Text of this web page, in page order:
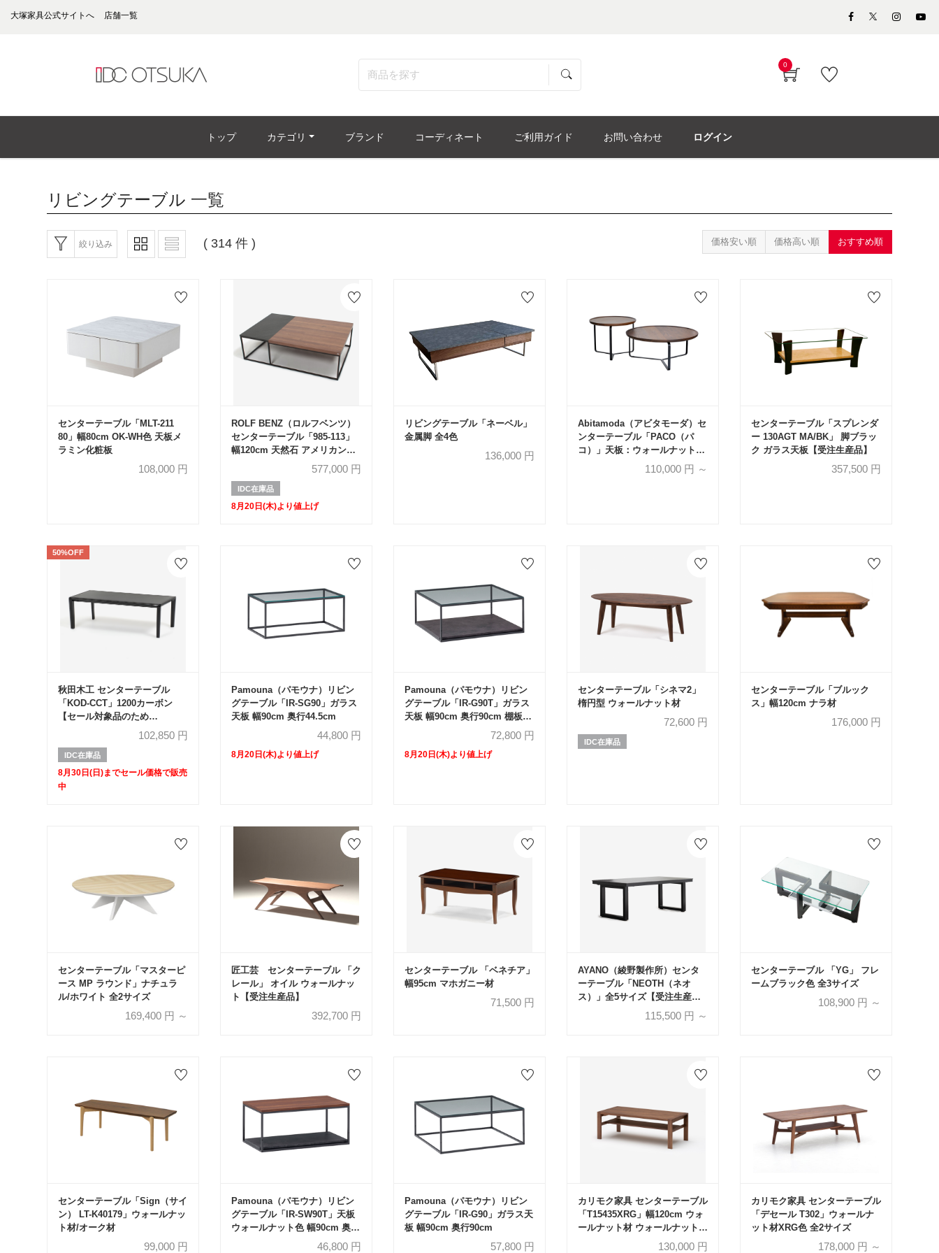
大塚家具公式サイトへ 店舗一覧
0
トップ カテゴリ ブランド コーディネート ご利用ガイド お問い合わせ ログイン
リビングテーブル 一覧
絞り込み ( 314 件 ) 価格安い順 価格高い順 おすすめ順
センターテーブル「MLT-211
80」幅80cm OK-WH色 天板メ
ラミン化粧板
108,000円
ROLF BENZ（ロルフベンツ）
センターテーブル「985-113」
幅120cm 天然石 アメリカンウ
577,000円
IDC在庫品
8月20日(木)より値上げ
リビングテーブル「ネーベル」
金属脚 全4色
136,000 円
Abitamoda（アビタモーダ）セ
ンターテーブル「PACO（パ
コ）」天板：ウォールナット材/
脚部：ブラック色 全2サイズ
110,000 円 ～
センターテーブル「スプレンダ
ー 130AGT MA/BK」 脚ブラッ
ク ガラス天板【受注生産品】
357,500 円
50%OFF
秋田木工 センターテーブル
「KOD-CCT」1200カーボン
【セール対象品のため
102,850円
IDC在庫品
8月30日(日)までセール価格で販売
中
Pamouna（パモウナ）リビン
グテーブル「IR-SG90」ガラス
天板 幅90cm 奥行44.5cm
44,800円
8月20日(木)より値上げ
Pamouna（パモウナ）リビン
グテーブル「IR-G90T」ガラス
天板 幅90cm 奥行90cm 棚板全
72,800 円
8月20日(木)より値上げ
センターテーブル「シネマ2」
楕円型 ウォールナット材
72,600 円
IDC在庫品
センターテーブル「ブルック
ス」幅120cm ナラ材
176,000 円
センターテーブル「マスターピ
ース MP ラウンド」ナチュラ
ル/ホワイト 全2サイズ
169,400円 ～
匠工芸 センターテーブル 「ク
レール」 オイル ウォールナッ
ト【受注生産品】
392,700円
センターテーブル 「ベネチア」
幅95cm マホガニー材
71,500 円
AYANO（綾野製作所）センタ
ーテーブル「NEOTH（ネオ
ス）」全5サイズ【受注生産
115,500 円 ～
センターテーブル 「YG」 フレ
ームブラック色 全3サイズ
108,900 円 ～
センターテーブル「Sign（サイ
ン） LT-K40179」ウォールナッ
ト材/オーク材
99,000円
Pamouna（パモウナ）リビン
グテーブル「IR-SW90T」天板
ウォールナット色 幅90cm 奥
46,800円
Pamouna（パモウナ）リビン
グテーブル「IR-G90」ガラス天
板 幅90cm 奥行90cm
57,800 円
カリモク家具 センターテーブル
「T15435XRG」幅120cm ウォ
ールナット材 ウォールナットナ
130,000 円
カリモク家具 センターテーブル
「デセール T302」ウォールナ
ット材XRG色 全2サイズ
178,000 円 ～